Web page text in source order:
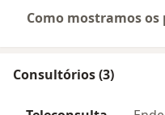
Como mostramos os
Consultórios (3)